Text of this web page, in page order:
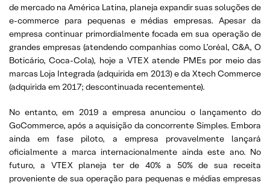
de mercado na América Latina, planeja expandir suas soluções de
e-commerce para pequenas e médias empresas. Apesar da
empresa continuar primordialmente focada em sua operação de
grandes empresas (atendendo companhias como L’oréal, C&A, O
Boticário, Coca-Cola), hoje a VTEX atende PMEs por meio das
marcas Loja Integrada (adquirida em 2013) e da Xtech Commerce
(adquirida em 2017; descontinuada recentemente).
No entanto, em 2019 a empresa anunciou o lançamento do
GoCommerce, após a aquisição da concorrente Simples. Embora
ainda em fase piloto, a empresa provavelmente lançará
oficialmente a marca internacionalmente ainda este ano. No
futuro, a VTEX planeja ter de 40% a 50% de sua receita
proveniente de sua operação para pequenas e médias empresas